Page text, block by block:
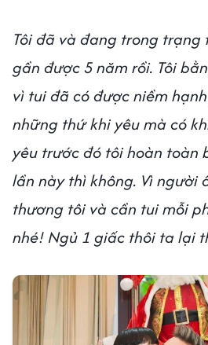
Tôi đã và đang trong
gần được 5 năm rồi. Tôi
vì tui đã có được niềm
những thứ khi yêu mà có
yêu trước đó tôi hoàn toàn
lần này thì không. Vì người
thương tôi và cần tui mỗi
nhé! Ngủ 1 giấc thôi ta lại